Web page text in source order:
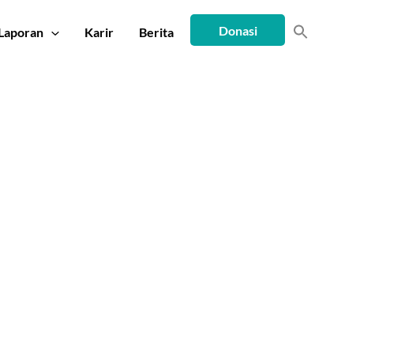
Karir Berita Donasi